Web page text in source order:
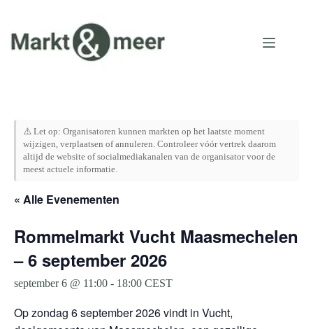
inhoud
⚠️ Let op: Organisatoren kunnen markten op het laatste moment
wijzigen, verplaatsen of annuleren. Controleer vóór vertrek daarom
altijd de website of socialmediakanalen van de organisator voor de
meest actuele informatie.
« Alle Evenementen
Rommelmarkt Vucht Maasmechelen
– 6 september 2026
september 6 @ 11:00 - 18:00 CEST
Op zondag 6 september 2026 vindt in Vucht,